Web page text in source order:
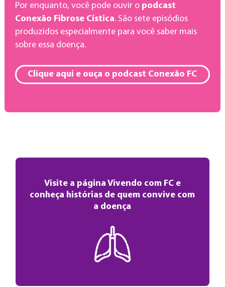
Por enquanto, você pode ouvir o podcast
Conexão Fibrose Cística. São sete episódios
produzidos especialmente para você saber mais
sobre essa doença.
Clique aqui e ouça o podcast Conexão FC
Visite a página Vivendo com FC e
conheça histórias de quem convive com
a doença